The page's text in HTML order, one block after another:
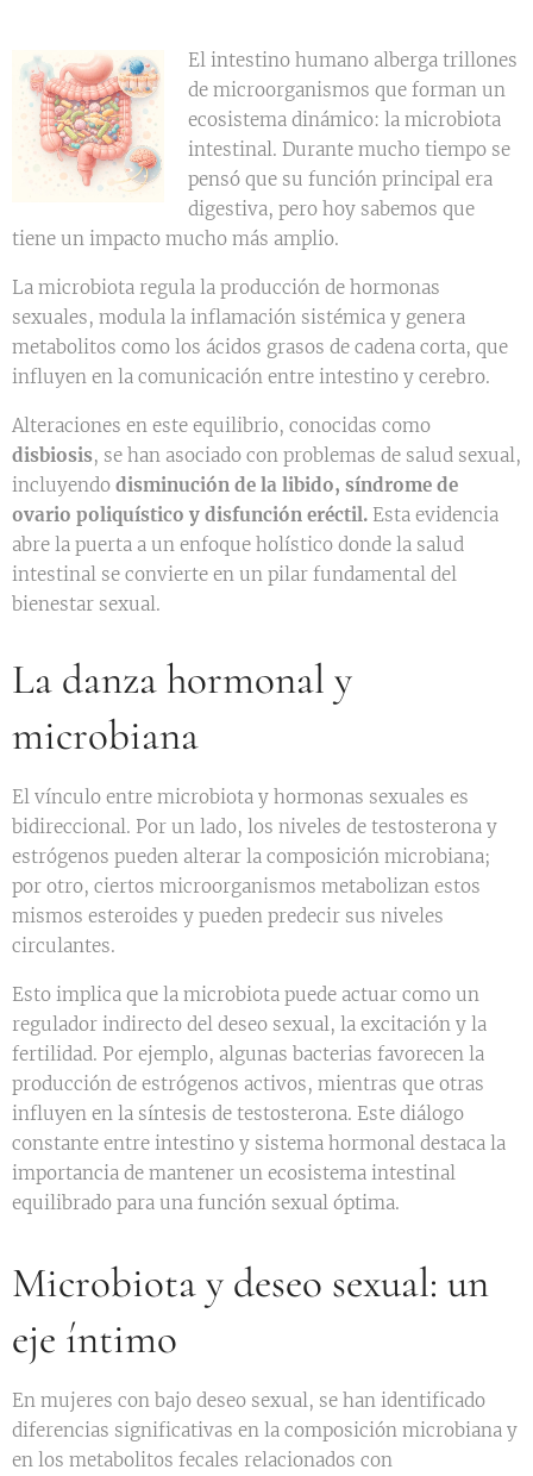
El intestino humano alberga trillones
de microorganismos que forman un
ecosistema dinámico: la microbiota
intestinal. Durante mucho tiempo se
pensó que su función principal era
digestiva, pero hoy sabemos que
tiene un impacto mucho más amplio.
La microbiota regula la producción de hormonas
sexuales, modula la inflamación sistémica y genera
metabolitos como los ácidos grasos de cadena corta, que
influyen en la comunicación entre intestino y cerebro.
Alteraciones en este equilibrio, conocidas como
disbiosis, se han asociado con problemas de salud sexual,
incluyendo disminución de la libido, síndrome de
ovario poliquístico y disfunción eréctil. Esta evidencia
abre la puerta a un enfoque holístico donde la salud
intestinal se convierte en un pilar fundamental del
bienestar sexual.
La danza hormonal y
microbiana
El vínculo entre microbiota y hormonas sexuales es
bidireccional. Por un lado, los niveles de testosterona y
estrógenos pueden alterar la composición microbiana;
por otro, ciertos microorganismos metabolizan estos
mismos esteroides y pueden predecir sus niveles
circulantes.
Esto implica que la microbiota puede actuar como un
regulador indirecto del deseo sexual, la excitación y la
fertilidad. Por ejemplo, algunas bacterias favorecen la
producción de estrógenos activos, mientras que otras
influyen en la síntesis de testosterona. Este diálogo
constante entre intestino y sistema hormonal destaca la
importancia de mantener un ecosistema intestinal
equilibrado para una función sexual óptima.
Microbiota y deseo sexual: un
eje íntimo
En mujeres con bajo deseo sexual, se han identificado
diferencias significativas en la composición microbiana y
en los metabolitos fecales relacionados con